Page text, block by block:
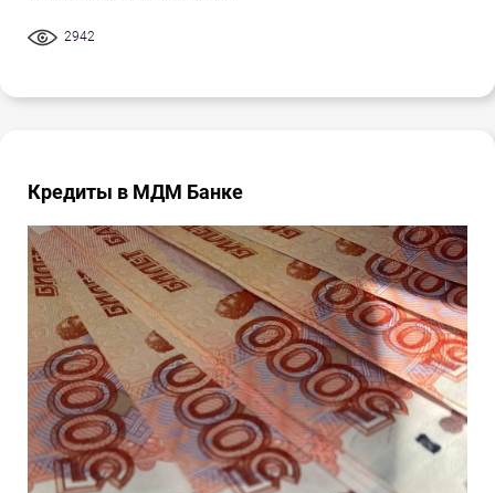
2942
Кредиты в МДМ Банке